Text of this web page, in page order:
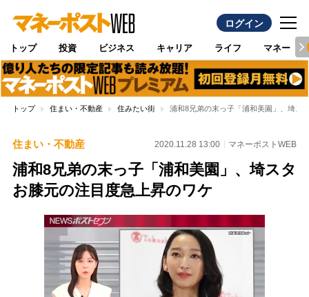
ログイン
トップ 投資 ビジネス キャリア ライフ マネー
トップ 住まい・不動産 住みたい街 浦和8兄弟の末っ子「浦和美園」、埼ス
住まい・不動産 2020.11.28 13:00 マネーポストWEB
浦和8兄弟の末っ子「浦和美園」、埼スタ
お膝元の注目度急上昇のワケ